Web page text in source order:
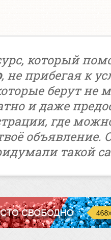
который
, не прибегая к
берут не
и даже
где
объявление.
такой